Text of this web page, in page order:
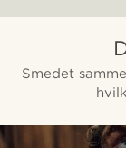
Smedet